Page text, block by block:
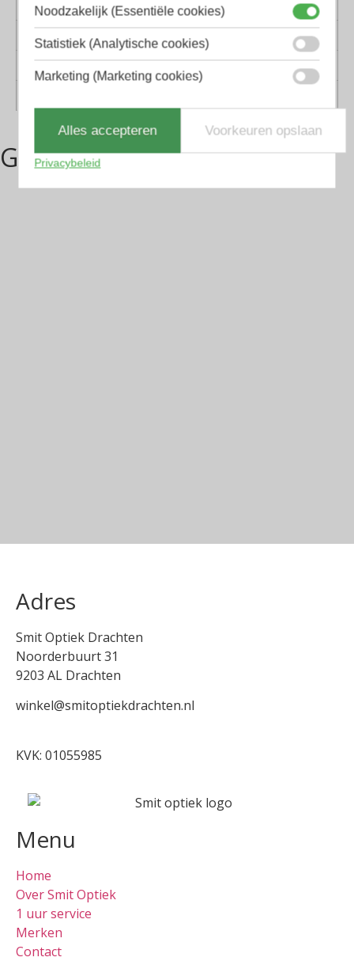
materiaal
Lens materiaal
Polycarbonaat
Geschikt voor
Dames, Heren
Gerelateerde producten
Adres
Smit Optiek Drachten
Noorderbuurt 31
9203 AL Drachten
winkel@smitoptiekdrachten.nl
KVK: 01055985
Menu
Home
Over Smit Optiek
1 uur service
Merken
Contact
Noodzakelijk (Essentiële cookies)
Statistiek (Analytische cookies)
Marketing (Marketing cookies)
Alles accepteren Voorkeuren opslaan
Privacybeleid